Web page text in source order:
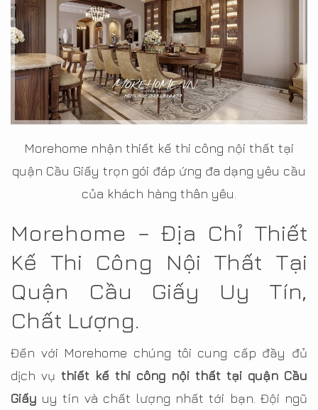
Morehome nhận thiết kế thi công nội thất tại
quận Cầu Giấy trọn gói đáp ứng đa dạng yêu cầu
của khách hàng thân yêu.
Morehome – Địa Chỉ Thiết
Kế Thi Công Nội Thất Tại
Quận Cầu Giấy Uy Tín,
Chất Lượng.
Đến với Morehome chúng tôi cung cấp đầy đủ
dịch vụ thiết kế thi công nội thất tại quận Cầu
Giấy uy tín và chất lượng nhất tới bạn. Đội ngũ